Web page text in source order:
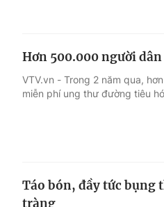
Hơn 500.000 người
VTV.vn - Trong 2 năm qua,
miễn phí ung thư đường tiêu
Táo bón, đầy tức bụng
tràng